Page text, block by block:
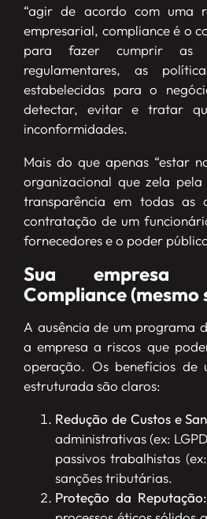
“agir de acordo com uma
empresarial, compliance é o
para fazer cumprir as
regulamentares, as
estabelecidas para o
detectar, evitar e tratar
inconformidades.
Mais do que apenas “estar
organizacional que zela
transparência em todas as
contratação de um
fornecedores e o poder
Sua empresa
Compliance (mesmo
A ausência de um programa
a empresa a riscos que
operação. Os benefícios de
estruturada são claros:
Redução de Custos e
administrativas (ex:
passivos trabalhistas
sanções tributárias.
Proteção da Reputação: